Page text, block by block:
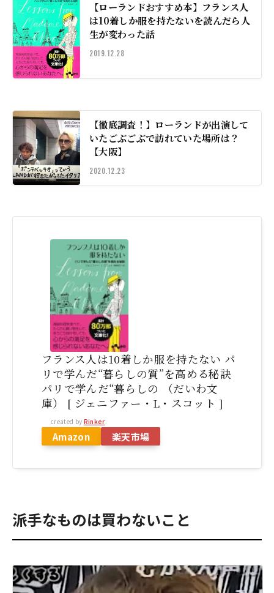
【ローランドおすすめ本】フランス人
は10着しか服を持たないを読んだら人
生が変わった話
2019.12.28
【徹底調査！】ローランドが出演して
いたごぶごぶで訪れていた場所は？
【大阪】
2020.12.23
フランス人は10着しか服を持たない パ
リで学んだ“暮らしの質”を高める秘訣
パリで学んだ“暮らしの （だいわ文
庫） [ ジェニファー・L・スコット ]
created by Rinker
Amazon 楽天市場
派手なものは買わないこと